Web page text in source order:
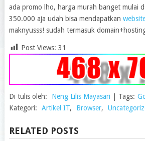
ada promo lho, harga murah banget mulai
350.000 aja udah bisa mendapatkan
maknyusss! sudah termasuk
Post Views: 31
Di tulis oleh: Neng Lilis Mayasari Tags:
Kategori:
Artikel IT, Browser,
RELATED POSTS